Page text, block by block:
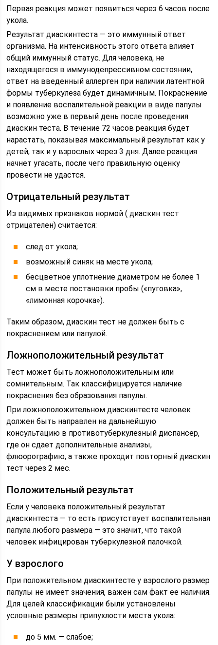
Первая реакция может появиться через 6 часов после
укола.
Результат диаскинтеста — это иммунный ответ
организма. На интенсивность этого ответа влияет
общий иммунный статус. Для человека, не
находящегося в иммунодепрессивном состоянии,
ответ на введенный аллерген при наличии латентной
формы туберкулеза будет динамичным. Покраснение
и появление воспалительной реакции в виде папулы
возможно уже в первый день после проведения
диаскин теста. В течение 72 часов реакция будет
нарастать, показывая максимальный результат как у
детей, так и у взрослых через 3 дня. Далее реакция
начнет угасать, после чего правильную оценку
провести не удастся.
Отрицательный результат
Из видимых признаков нормой ( диаскин тест
отрицателен) считается:
след от укола;
возможный синяк на месте укола;
бесцветное уплотнение диаметром не более 1
см в месте постановки пробы («пуговка»,
«лимонная корочка»).
Таким образом, диаскин тест не должен быть с
покраснением или папулой.
Ложноположительный результат
Тест может быть ложноположительным или
сомнительным. Так классифицируется наличие
покраснения без образования папулы.
При ложноположительном диаскинтесте человек
должен быть направлен на дальнейшую
консультацию в противотуберкулезный диспансер,
где он сдает дополнительные анализы,
флюорографию, а также проходит повторный диаскин
тест через 2 мес.
Положительный результат
Если у человека положительный результат
диаскинтеста — то есть присутствует воспалительная
папула любого размера — это значит, что такой
человек инфицирован туберкулезной палочкой.
У взрослого
При положительном диаскинтесте у взрослого размер
папулы не имеет значения, важен сам факт ее наличия.
Для целей классификации были установлены
условные размеры припухлости места укола:
до 5 мм. — слабое;